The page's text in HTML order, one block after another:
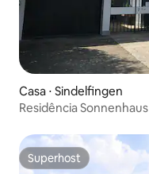
Casa ⋅ Sindelfingen
Residência Sonnenhaus
Superhost
Superhost